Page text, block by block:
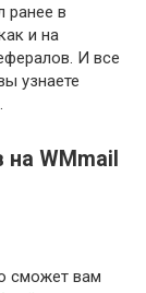
ранее в
и на
И все
узнаете
WMmail
сможет вам